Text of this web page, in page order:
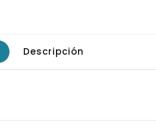
Descripción